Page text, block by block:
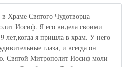
Храме Святого Чудотворца
Иосиф. Я его видела своими
лет,когда я пришла в храм. У него
глаза, и всегда он
Святой Митрополит Иосиф моли